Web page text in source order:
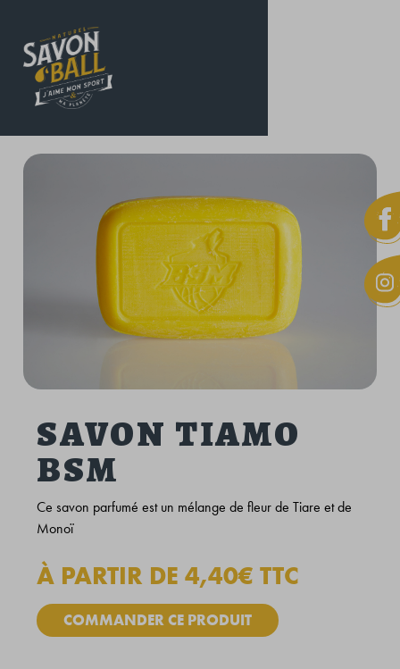
SAVON TIAMO
BSM
Ce savon parfumé est un mélange de fleur de Tiare et de
Monoï
À PARTIR DE 4,40€ TTC
COMMANDER CE PRODUIT